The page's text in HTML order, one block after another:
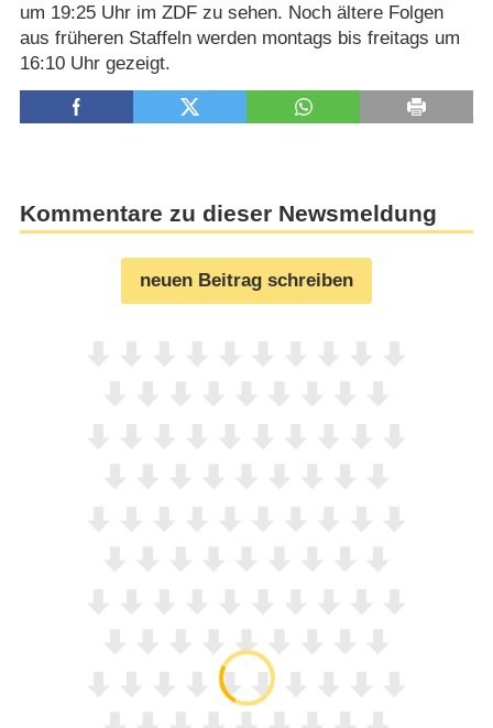
um 19:25 Uhr im ZDF zu sehen. Noch ältere Folgen
aus früheren Staffeln werden montags bis freitags um
16:10 Uhr gezeigt.
Kommentare zu dieser Newsmeldung
neuen Beitrag schreiben